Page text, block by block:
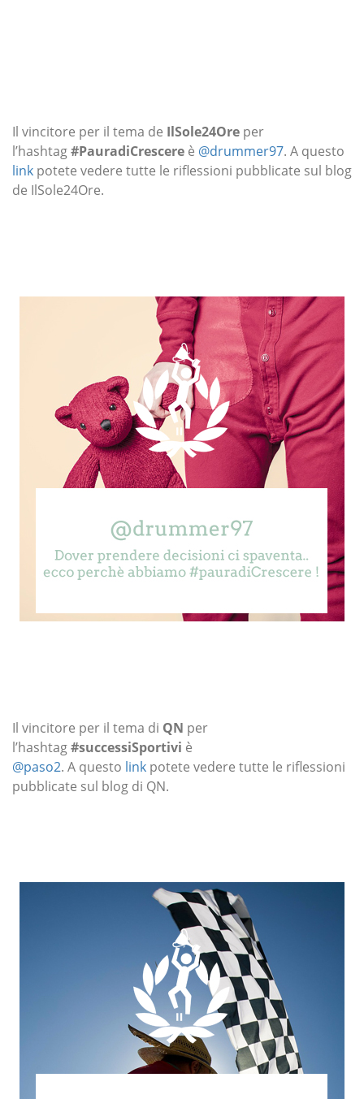
Il vincitore per il tema de IlSole24Ore per
l’hashtag#PauradiCrescere è @drummer97. A questo
link potete vedere tutte le riflessioni pubblicate sul blog
de IlSole24Ore.
Il vincitore per il tema di QN per
l’hashtag#successiSportivi è
@paso2. A questo link potete vedere tutte le riflessioni
pubblicate sul blog di QN.